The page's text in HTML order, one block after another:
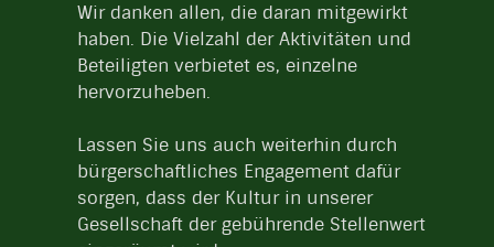
Wir danken allen, die daran mitgewirkt
haben. Die Vielzahl der Aktivitäten und
Beteiligten verbietet es, einzelne
hervorzuheben.
Lassen Sie uns auch weiterhin durch
bürgerschaftliches Engagement dafür
sorgen, dass der Kultur in unserer
Gesellschaft der gebührende Stellenwert